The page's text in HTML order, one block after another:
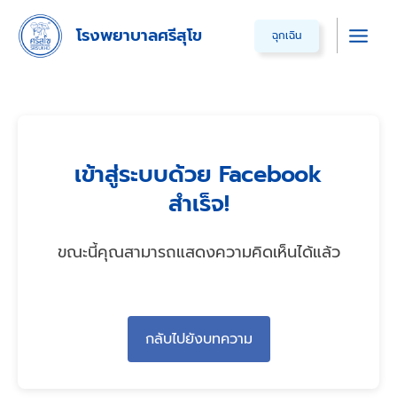
content
โรงพยาบาลศรีสุโข ฉุกเฉิน
Main
เข้าสู่ระบบด้วย Facebook
สำเร็จ!
ขณะนี้คุณสามารถแสดงความคิดเห็นได้แล้ว
กลับไปยังบทความ